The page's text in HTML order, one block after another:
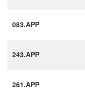
083.APP
243.APP
261.APP